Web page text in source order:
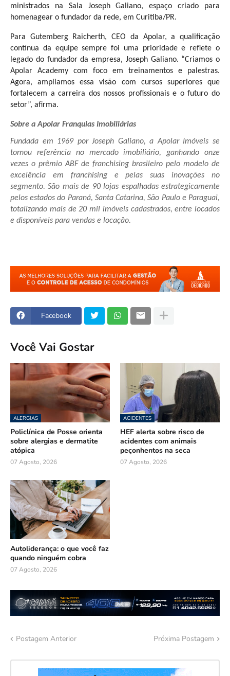
ministrados na Sala Joseph Galiano, espaço criado para
homenagear o fundador da rede, em Curitiba/PR.
Para Gutemberg Raicherth, CEO da Apolar, a qualificação
contínua da equipe sempre foi uma prioridade e reflete o
legado do fundador da empresa, Joseph Galiano. “Criamos o
Apolar Academy com foco em treinamentos e palestras.
Agora, ampliamos essa visão com cursos superiores que
fortalecem a carreira dos nossos profissionais e o futuro do
setor”, afirma.
Sobre a Apolar Franquias Imobiliárias
Fundada em 1969 por Joseph Galiano, a Apolar Imóveis se
tornou referência no mercado imobiliário, ganhando onze
vezes o prêmio ABF de franchising brasileiro pelo modelo de
excelência em franchising e pelas suas inovações no
segmento. São mais de 90 lojas espalhadas estrategicamente
pelos estados do Paraná, Santa Catarina, São Paulo e Paraguai,
totalizando mais de 20 mil imóveis cadastrados, entre locados
e disponíveis para vendas e locação.
Facebook
Você Vai Gostar
ALERGIAS
Policlínica de Posse orienta
sobre alergias e dermatite
atópica
07 Agosto, 2026
ACIDENTES
HEF alerta sobre risco de
acidentes com animais
peçonhentos na seca
07 Agosto, 2026
Autoliderança: o que você faz
quando ninguém cobra
07 Agosto, 2026
Postagem Anterior Próxima Postagem